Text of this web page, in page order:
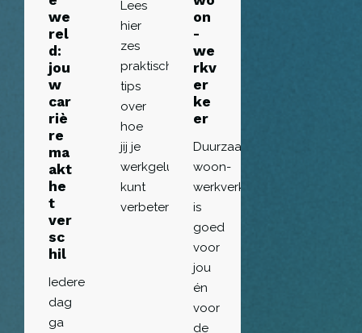
we
rel
d:
jou
w
car
riè
re
ma
akt
he
t
ver
sc
hil
Iedere
dag
ga
Lees
hier
zes
praktische
tips
over
hoe
jij je
werkgeluk
kunt
verbeteren
on
-
we
rkv
er
ke
er
Duurzaam
woon-
werkverkeer
is
goed
voor
jou
én
voor
de